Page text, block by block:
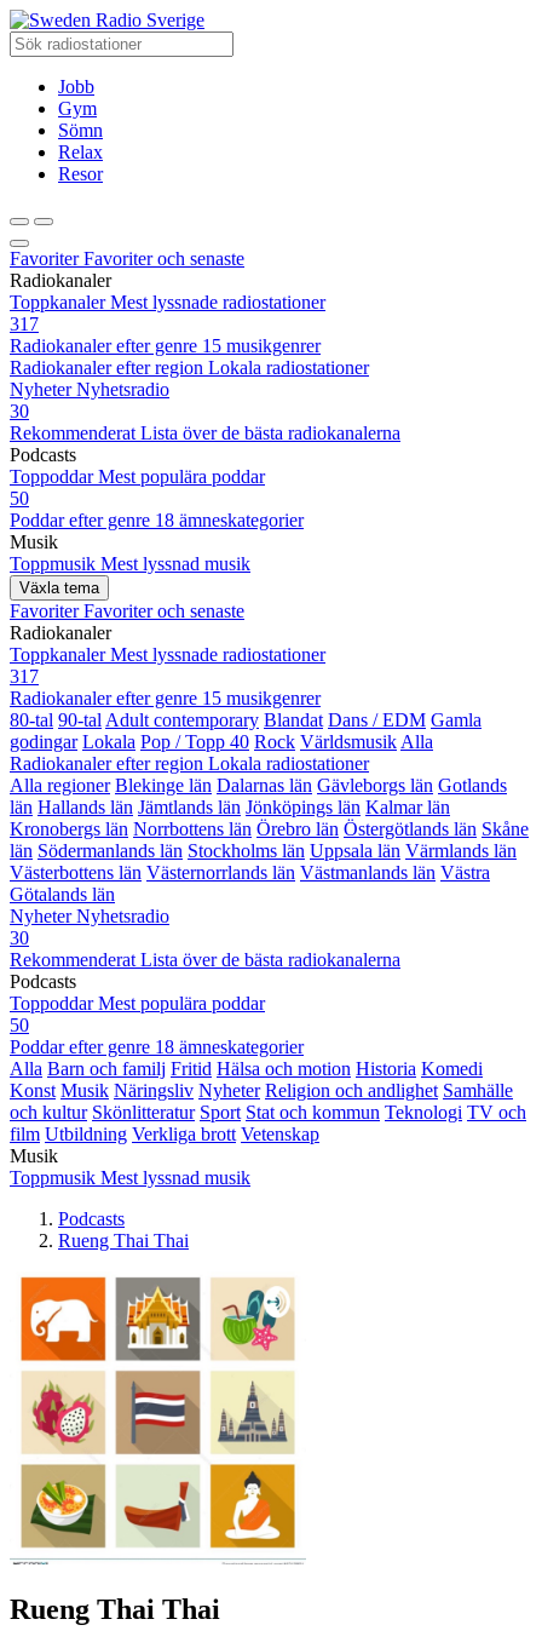
Radio Sverige
Jobb
Gym
Sömn
Relax
Resor
Favoriter Favoriter och senaste
Radiokanaler
Toppkanaler Mest lyssnade radiostationer
317
Radiokanaler efter genre 15 musikgenrer
Radiokanaler efter region Lokala radiostationer
Nyheter Nyhetsradio
30
Rekommenderat Lista över de bästa radiokanalerna
Podcasts
Toppoddar Mest populära poddar
50
Poddar efter genre 18 ämneskategorier
Musik
Toppmusik Mest lyssnad musik
Växla tema
Favoriter Favoriter och senaste
Radiokanaler
Toppkanaler Mest lyssnade radiostationer
317
Radiokanaler efter genre 15 musikgenrer
80-tal 90-tal Adult contemporary Blandat Dans / EDM Gamla
godingar Lokala Pop / Topp 40 Rock Världsmusik Alla
Radiokanaler efter region Lokala radiostationer
Alla regioner Blekinge län Dalarnas län Gävleborgs län Gotlands
län Hallands län Jämtlands län Jönköpings län Kalmar län
Kronobergs län Norrbottens län Örebro län Östergötlands län Skåne
län Södermanlands län Stockholms län Uppsala län Värmlands län
Västerbottens län Västernorrlands län Västmanlands län Västra
Götalands län
Nyheter Nyhetsradio
30
Rekommenderat Lista över de bästa radiokanalerna
Podcasts
Toppoddar Mest populära poddar
50
Poddar efter genre 18 ämneskategorier
Alla Barn och familj Fritid Hälsa och motion Historia Komedi
Konst Musik Näringsliv Nyheter Religion och andlighet Samhälle
och kultur Skönlitteratur Sport Stat och kommun Teknologi TV och
film Utbildning Verkliga brott Vetenskap
Musik
Toppmusik Mest lyssnad musik
Podcasts
Rueng Thai Thai
Rueng Thai Thai